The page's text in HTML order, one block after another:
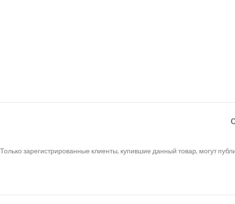
Только зарегистрированные клиенты, купившие данный товар, могут